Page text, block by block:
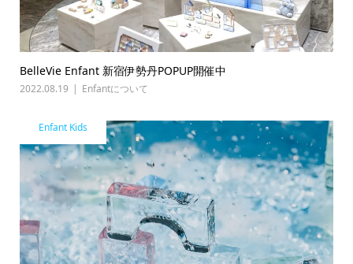
BelleVie Enfant 新宿伊勢丹POPUP開催中
2022.08.19 Enfantについて
Enfant Kids